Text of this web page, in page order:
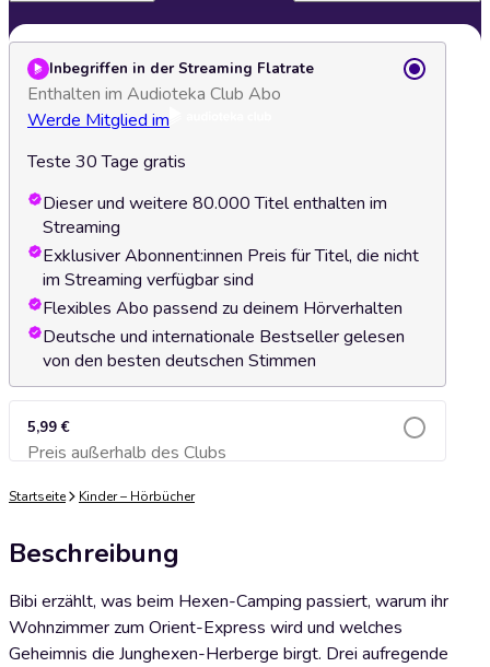
Inbegriffen in der Streaming Flatrate
Enthalten im Audioteka Club Abo
Werde Mitglied im
Teste 30 Tage gratis
Dieser und weitere 80.000 Titel enthalten im
Streaming
Exklusiver Abonnent:innen Preis für Titel, die nicht
im Streaming verfügbar sind
Flexibles Abo passend zu deinem Hörverhalten
Deutsche und internationale Bestseller gelesen
von den besten deutschen Stimmen
5,99 €
Preis außerhalb des ClubsZum Warenkorb hinzufügen
Startseite Kinder – Hörbücher
Beschreibung
Bibi erzählt, was beim Hexen-Camping passiert, warum ihr
Wohnzimmer zum Orient-Express wird und welches
Geheimnis die Junghexen-Herberge birgt. Drei aufregende